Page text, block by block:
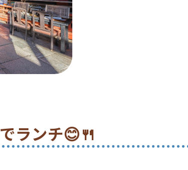
ランチ😊🍴